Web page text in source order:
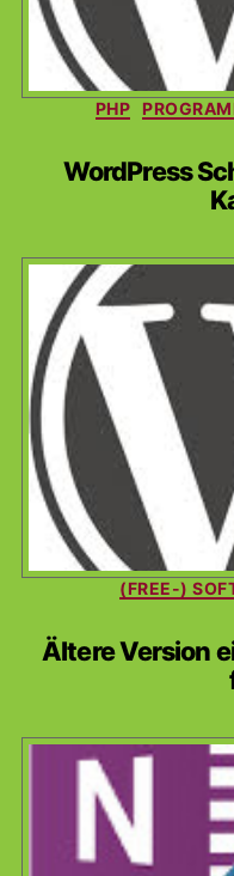
PHP
WordPress
(FREE-)
Ältere Version